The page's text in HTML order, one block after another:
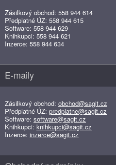
Zásilkový obchod: 558 944 614
Předplatné ÚZ: 558 944 615
Software: 558 944 629
Knihkupci: 558 944 621
Inzerce: 558 944 634
E-maily
Zásilkový obchod: obchod@sagit.cz
Předplatné ÚZ: predplatne@sagit.cz
Software: software@sagit.cz
Knihkupci: knihkupci@sagit.cz
Inzerce: inzerce@sagit.cz